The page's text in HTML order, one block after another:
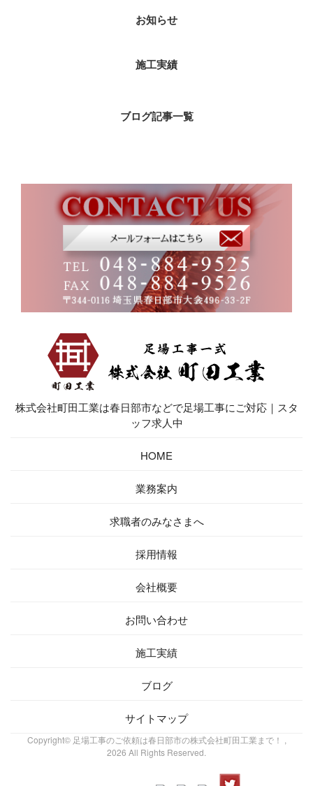
お知らせ
施工実績
ブログ記事一覧
株式会社町田工業は春日部市などで足場工事にご対応｜スタ
ッフ求人中
HOME
業務案内
求職者のみなさまへ
採用情報
会社概要
お問い合わせ
施工実績
ブログ
サイトマップ
Copyright© 足場工事のご依頼は春日部市の株式会社町田工業まで！ ,
2026 All Rights Reserved.